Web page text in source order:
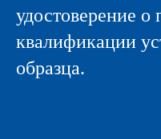
удостоверение
квалификации
образца.